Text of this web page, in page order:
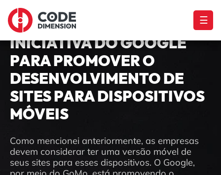
☰
INICIATIVA DO GOOGLE
PARA PROMOVER O
DESENVOLVIMENTO DE
SITES PARA DISPOSITIVOS
MÓVEIS
Como mencionei anteriormente, as empresas
devem considerar ter uma versão móvel de
seus sites para esses dispositivos. O Google,